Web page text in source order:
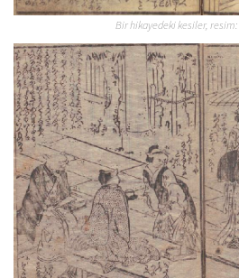
Bir hikayedeki kesiler, resim: